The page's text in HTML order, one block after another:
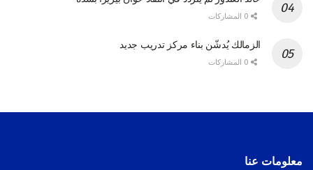
الزمالك يُدشّن بناء مركز تدريب جديد
معلومات عنا